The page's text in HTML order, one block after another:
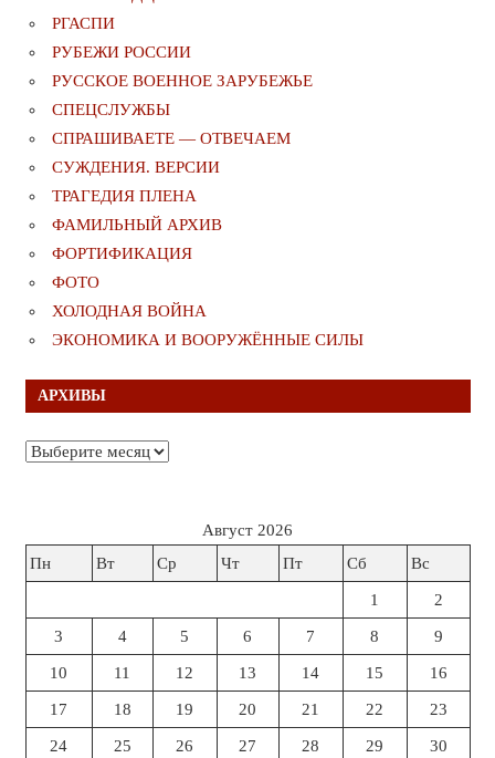
РГАСПИ
РУБЕЖИ РОССИИ
РУССКОЕ ВОЕННОЕ ЗАРУБЕЖЬЕ
СПЕЦСЛУЖБЫ
СПРАШИВАЕТЕ — ОТВЕЧАЕМ
СУЖДЕНИЯ. ВЕРСИИ
ТРАГЕДИЯ ПЛЕНА
ФАМИЛЬНЫЙ АРХИВ
ФОРТИФИКАЦИЯ
ФОТО
ХОЛОДНАЯ ВОЙНА
ЭКОНОМИКА И ВООРУЖЁННЫЕ СИЛЫ
АРХИВЫ
Архивы
Август 2026
Пн
Вт Ср Чт Пт Сб Вс
1 2
3 4 5 6 7 8 9
10 11 12 13 14 15 16
17 18 19 20 21 22 23
24 25 26 27 28 29 30